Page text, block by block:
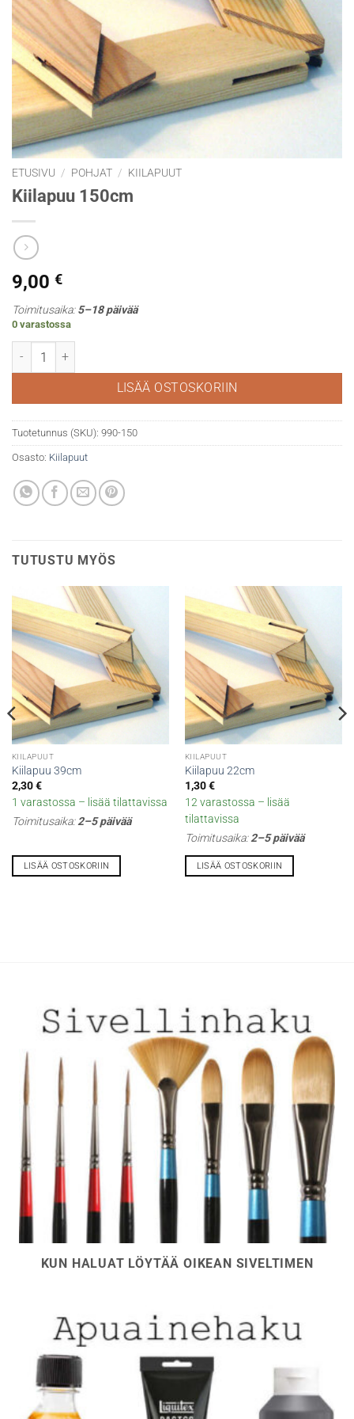
ETUSIVU / POHJAT / KIILAPUUT
Kiilapuu 150cm
9,00 €
Toimitusaika:5–18 päivää
0 varastossa
Kiilapuu 150cm määrä
LISÄÄ OSTOSKORIIN
Tuotetunnus (SKU): 990-150
Osasto: Kiilapuut
TUTUSTU MYÖS
KIILAPUUT
Kiilapuu 39cm
2,30€
1 varastossa – lisää tilattavissa
Toimitusaika:2–5 päivää
LISÄÄ OSTOSKORIIN
KIILAPUUT
Kiilapuu 22cm
1,30€
12 varastossa – lisää
tilattavissa
Toimitusaika:2–5 päivää
LISÄÄ OSTOSKORIIN
KUN HALUAT LÖYTÄÄ OIKEAN SIVELTIMEN